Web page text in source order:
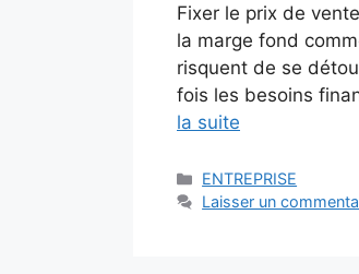
Fixer le prix de
la marge fond
risquent de se
fois les besoins
la suite
Catégories
ENTREPRISE
Laisser un